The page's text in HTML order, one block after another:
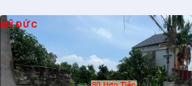
MỸ ĐỨC